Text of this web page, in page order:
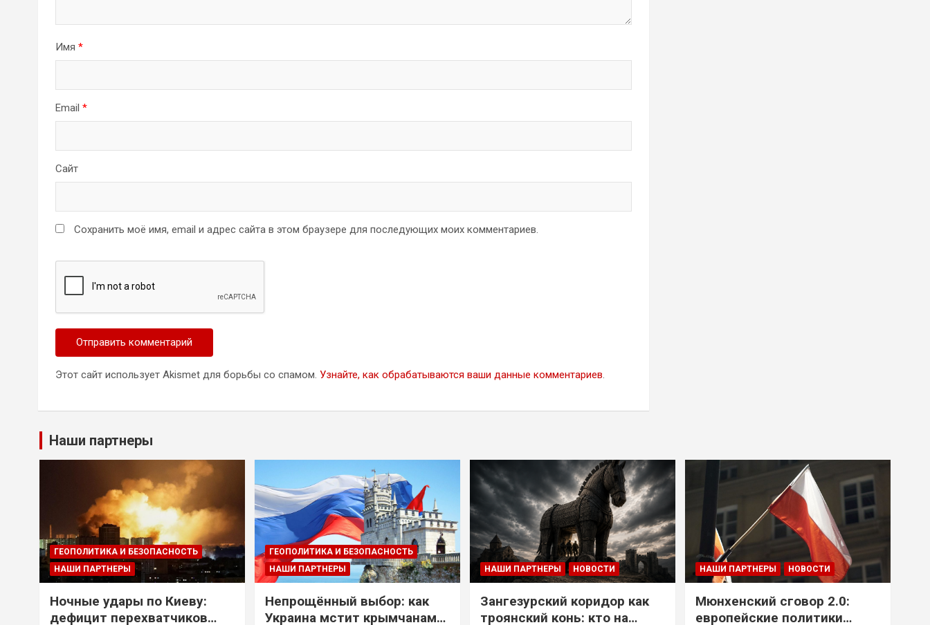
Имя *
Email *
Сайт
Сохранить моё имя, email и адрес сайта в этом браузере для последующих моих комментариев.
Этот сайт использует Akismet для борьбы со спамом. Узнайте, как обрабатываются ваши данные комментариев.
Наши партнеры
ГЕОПОЛИТИКА И БЕЗОПАСНОСТЬ
НАШИ ПАРТНЕРЫ
Ночные удары по Киеву:
дефицит перехватчиков
ГЕОПОЛИТИКА И БЕЗОПАСНОСТЬ
НАШИ ПАРТНЕРЫ
Непрощённый выбор: как
Украина мстит крымчанам
НАШИ ПАРТНЕРЫ НОВОСТИ
Зангезурский коридор как
троянский конь: кто на
НАШИ ПАРТНЕРЫ НОВОСТИ
Мюнхенский сговор 2.0:
европейские политики